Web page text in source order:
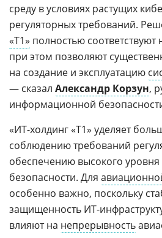
среду в условиях растущих
регуляторных требований.
«Т1» полностью соответствуют
при этом позволяют
на создание и эксплуатацию
— сказал Александр Корзун,
информационной
«ИТ-холдинг «T1» уделяет
соблюдению требований
обеспечению высокого
безопасности. Для
особенно важно, поскольку
защищенность ИТ-
влияют на непрерывность